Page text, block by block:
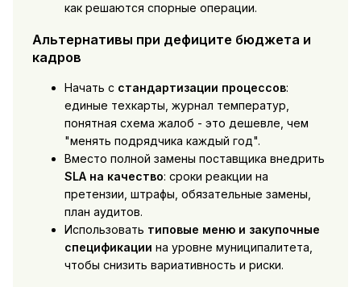
как решаются спорные операции.
Альтернативы при дефиците бюджета и
кадров
Начать с стандартизации процессов:
единые техкарты, журнал температур,
понятная схема жалоб - это дешевле, чем
"менять подрядчика каждый год".
Вместо полной замены поставщика внедрить
SLA на качество: сроки реакции на
претензии, штрафы, обязательные замены,
план аудитов.
Использовать типовые меню и закупочные
спецификации на уровне муниципалитета,
чтобы снизить вариативность и риски.